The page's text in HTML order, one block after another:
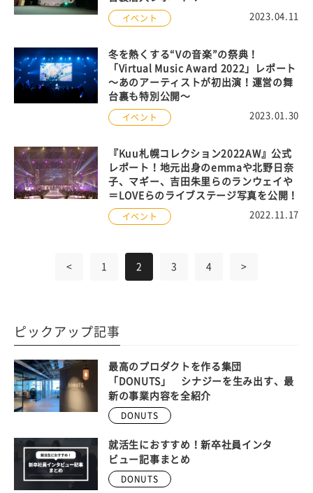
イベント 2023.04.11
イベント 2023.01.30
冬を熱くする“Vの音楽”の祭典！
「Virtual Music Award 2022」レポート
〜あのアーティストが初出演！運営の舞
台裏も特別公開〜
イベント 2022.11.17
『Kuu札幌コレクション2022AW』公式
レポート！地元出身のemmaや北野日奈
子、マギー、吉田朱里らのランウェイや
＝LOVEらのライブステージ写真を公開！
< 1 2 3 4 >
ピックアップ記事
最高のプロダクトを作る集団
「DONUTS」 シナジーを生み出す、最
新の事業内容を全紹介
DONUTS
就活生におすすめ！新卒社員インタ
ビュー記事まとめ
DONUTS